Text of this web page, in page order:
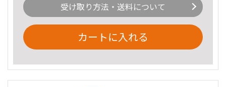
受け取り方法・送料について
カートに入れる